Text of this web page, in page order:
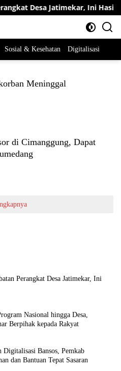
Desa Jatimekar, Ini Hasil
Sosial & Kesehatan Digitalisasi
Meninggal
di Cimanggung, Dapat
Perangkat Desa Jatimekar, Ini
Nasional hingga Desa,
Berpihak kepada Rakyat
Digitalisasi Bansos, Pemkab
dan Bantuan Tepat Sasaran